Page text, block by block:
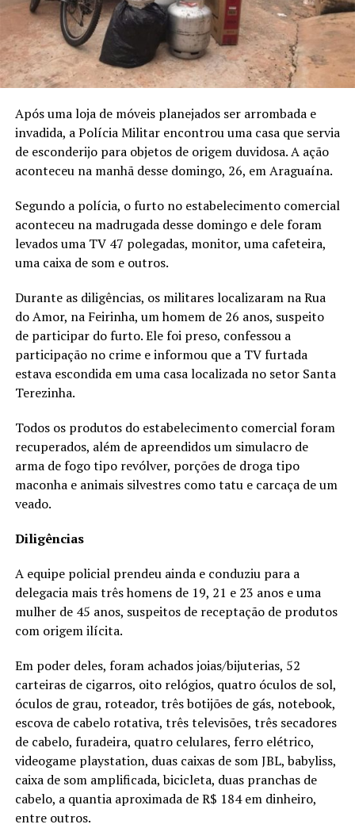
Após uma loja de móveis planejados ser arrombada e
invadida, a Polícia Militar encontrou uma casa que servia
de esconderijo para objetos de origem duvidosa. A ação
aconteceu na manhã desse domingo, 26, em Araguaína.
Segundo a polícia, o furto no estabelecimento comercial
aconteceu na madrugada desse domingo e dele foram
levados uma TV 47 polegadas, monitor, uma cafeteira,
uma caixa de som e outros.
Durante as diligências, os militares localizaram na Rua
do Amor, na Feirinha, um homem de 26 anos, suspeito
de participar do furto. Ele foi preso, confessou a
participação no crime e informou que a TV furtada
estava escondida em uma casa localizada no setor Santa
Terezinha.
Todos os produtos do estabelecimento comercial foram
recuperados, além de apreendidos um simulacro de
arma de fogo tipo revólver, porções de droga tipo
maconha e animais silvestres como tatu e carcaça de um
veado.
Diligências
A equipe policial prendeu ainda e conduziu para a
delegacia mais três homens de 19, 21 e 23 anos e uma
mulher de 45 anos, suspeitos de receptação de produtos
com origem ilícita.
Em poder deles, foram achados joias/bijuterias, 52
carteiras de cigarros, oito relógios, quatro óculos de sol,
óculos de grau, roteador, três botijões de gás, notebook,
escova de cabelo rotativa, três televisões, três secadores
de cabelo, furadeira, quatro celulares, ferro elétrico,
videogame playstation, duas caixas de som JBL, babyliss,
caixa de som amplificada, bicicleta, duas pranchas de
cabelo, a quantia aproximada de R$ 184 em dinheiro,
entre outros.